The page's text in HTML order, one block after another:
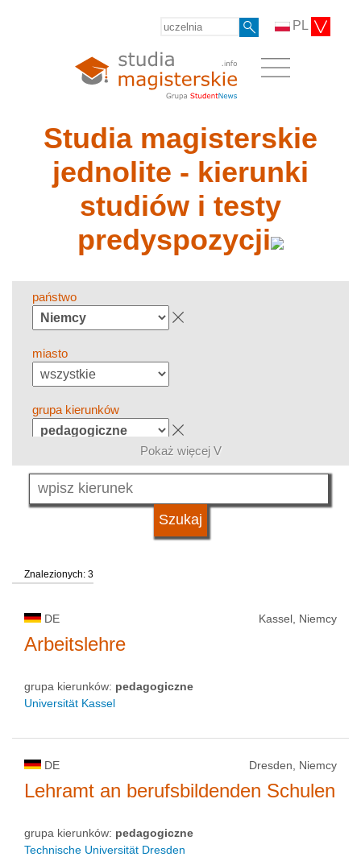
PL
Studia magisterskie
jednolite - kierunki
studiów i testy
predyspozycji
państwo
miasto
grupa kierunków
język
kwalifikacje
typ uczelni
status uczelni
Pokaż więcej V
Znalezionych: 3
DE Kassel, Niemcy
Arbeitslehre
grupa kierunków: pedagogiczne
Universität Kassel
DE Dresden, Niemcy
Lehramt an berufsbildenden Schulen
grupa kierunków: pedagogiczne
Technische Universität Dresden